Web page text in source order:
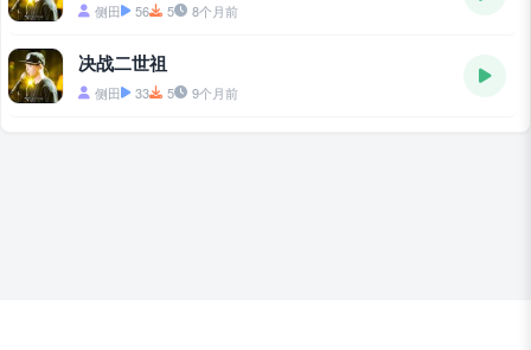
侧田 56 5 8个月前
决战二世祖
侧田 33 5 9个月前